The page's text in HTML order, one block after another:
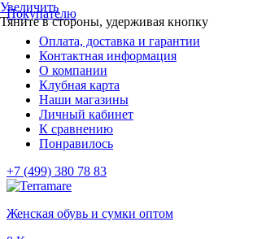
Покупателю
Оплата, доставка и гарантии
Контактная информация
О компании
Клубная карта
Наши магазины
Личный кабинет
К сравнению
Понравилось
+7 (499) 380 78 83
Женская обувь и сумки оптом
Увеличить
Тяните в стороны, удерживая кнопку